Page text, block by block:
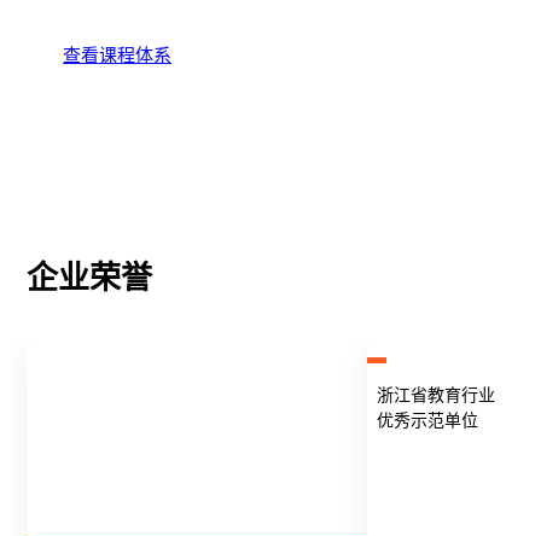
查看课程体系
企业荣誉
浙江省教育行业
优秀示范单位